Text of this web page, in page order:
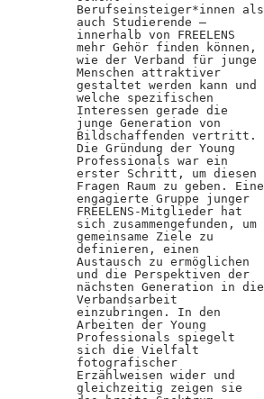
Publikationen
Berufseinsteiger*innen als
auch Studierende –
innerhalb von FREELENS
mehr Gehör finden können,
wie der Verband für junge
Menschen attraktiver
gestaltet werden kann und
welche spezifischen
Interessen gerade die
junge Generation von
Bildschaffenden vertritt.
Die Gründung der Young
Professionals war ein
erster Schritt, um diesen
Fragen Raum zu geben. Eine
engagierte Gruppe junger
FREELENS-Mitglieder hat
sich zusammengefunden, um
gemeinsame Ziele zu
definieren, einen
Austausch zu ermöglichen
und die Perspektiven der
nächsten Generation in die
Verbandsarbeit
einzubringen. In den
Arbeiten der Young
Professionals spiegelt
sich die Vielfalt
fotografischer
Erzählweisen wider und
gleichzeitig zeigen sie